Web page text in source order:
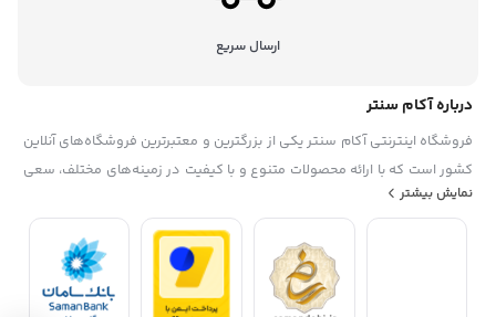
ارسال سریع
درباره آکام سنتر
فروشگاه اینترنتی آکام سنتر یکی از بزرگترین و معتبرترین فروشگاه‌های آنلاین
کشور است که با ارائه محصولات متنوع و با کیفیت در زمینه‌های مختلف، سعی
تاسیس شده. آکام سنتر با همکاری با برندهای معروف داخلی و خارجی، گارانتی
و خدمات پس از فروش، تخفیف‌ها و جشنواره‌های منحصر به فرد، پشتیبانی
حرفه ای، به عنوان یک فروشگاه مطمئن و مورد اعتماد شناخته شده است. آکام
نمایش بیشتر